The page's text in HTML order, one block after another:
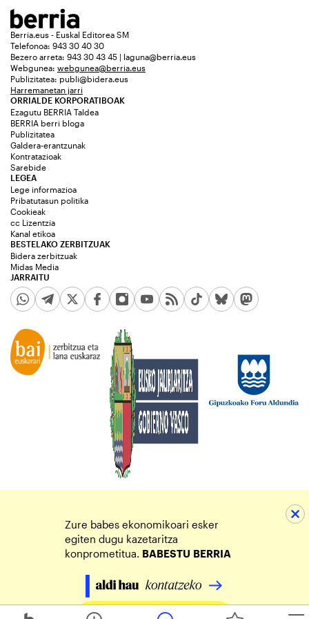
Berria.eus - Euskal Editorea SM
Telefonoa: 943 30 40 30
Bezero arreta: 943 30 43 45 | laguna@berria.eus
Webgunea: webgunea@berria.eus
Publizitatea: publi@bidera.eus
Harremanetan jarri
ORRIALDE KORPORATIBOAK
Ezagutu BERRIA Taldea
BERRIA berri bloga
Publizitatea
Galdera-erantzunak
Kontratazioak
Sarebide
JARRAITU
LEGEA
Lege informazioa
Pribatutasun politika
Cookieak
cc Lizentzia
Kanal etikoa
BESTELAKO ZERBITZUAK
Bidera zerbitzuak
Midas Media
Zure babes ekonomikoari esker
egiten dugu kazetaritza
konprometitua. BABESTU BERRIA